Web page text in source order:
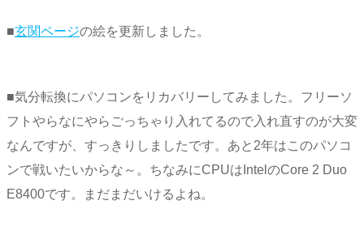
■玄関ページの絵を更新しました。
■気分転換にパソコンをリカバリーしてみました。フリーソ
フトやらなにやらごっちゃり入れてるので入れ直すのが大変
なんですが、すっきりしましたです。あと2年はこのパソコ
ンで戦いたいからな～。ちなみにCPUはIntelのCore 2 Duo
E8400です。まだまだいけるよね。